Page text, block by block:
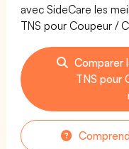
avec SideCare les
TNS pour Coupeur /
Comparer
TNS pour